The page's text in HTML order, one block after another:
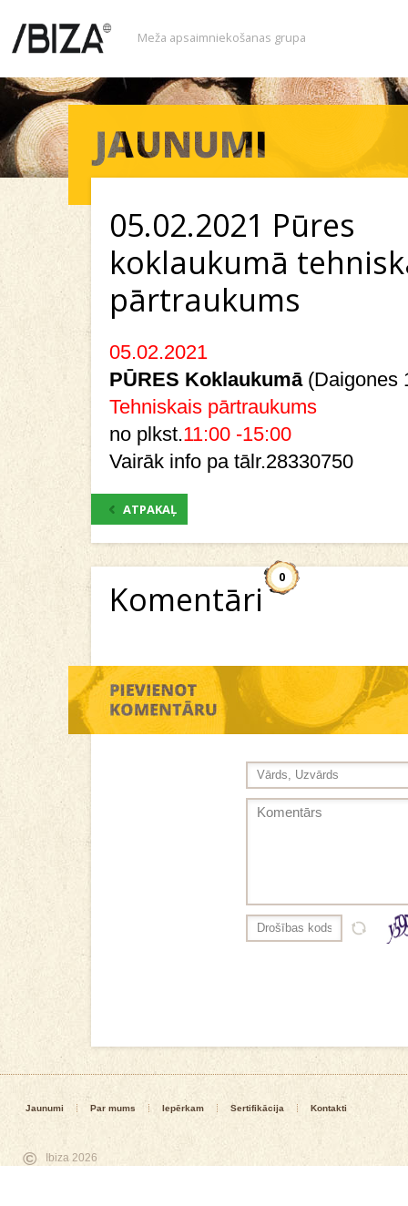
Meža apsaimniekošanas grupa
05.02.2021 Pūres
koklaukumā
pārtraukums
05.02.2021
PŪRES Koklaukumā(Daigones
Tehniskais pārtraukums
no plkst.11:00 -15:00
Vairāk info pa tālr.28330750
ATPAKAĻ
Komentāri
0
Jaunumi Par mums Iepērkam Sertifikācija Kontakti
© Ibiza 2026